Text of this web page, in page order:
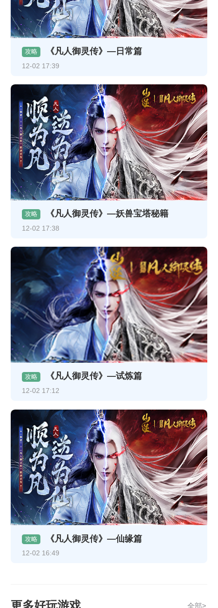
攻略 《凡人御灵传》—日常篇
12-02 17:39
攻略 《凡人御灵传》—妖兽宝塔秘籍
12-02 17:38
攻略 《凡人御灵传》—试炼篇
12-02 17:12
攻略 《凡人御灵传》—仙缘篇
12-02 16:49
全部>